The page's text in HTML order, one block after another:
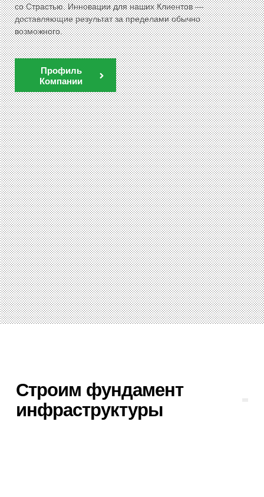
со Страстью. Инновации для наших Клиентов —
доставляющие результат за пределами обычно
возможного.
Профиль
Компании
Строим фундамент
инфраструктуры